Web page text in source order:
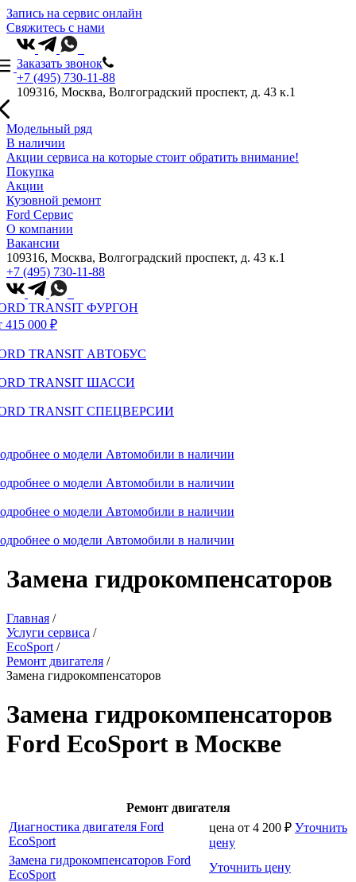
Запись на сервис онлайн
Свяжитесь с нами
Заказать звонок
+7 (495) 730-11-88
109316, Москва, Волгоградский проспект, д. 43 к.1
Модельный ряд
В наличии
Акции сервиса на которые стоит обратить внимание!
Покупка
Акции
Кузовной ремонт
Ford Сервис
О компании
Вакансии
109316, Москва, Волгоградский проспект, д. 43 к.1
+7 (495) 730-11-88
TRANSIT ФУРГОН
415 000 ₽
TRANSIT АВТОБУС
TRANSIT ШАССИ
TRANSIT СПЕЦВЕРСИИ
о модели Автомобили в наличии
о модели Автомобили в наличии
о модели Автомобили в наличии
о модели Автомобили в наличии
Замена гидрокомпенсаторов
Главная /
Услуги сервиса /
EcoSport /
Ремонт двигателя /
Замена гидрокомпенсаторов
Замена гидрокомпенсаторов
Ford EcoSport в Москве
Ремонт двигателя
Диагностика двигателя Ford
EcoSport
цена от 4 200 ₽ Уточнить
цену
Замена гидрокомпенсаторов Ford
EcoSport
Уточнить цену